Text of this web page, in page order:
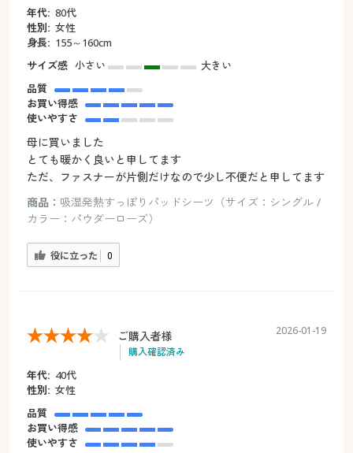
年代: 80代
性別: 女性
身長: 155～160cm
サイズ感 小さい
大きい
品質
お買い得感
使いやすさ
母に買いました
とても暖かく良いと申してます
ただ、ファスナーが片側だけなので少し不便だと申してます
商品： 吸湿発熱すっぽりパッドシーツ（サイズ：シングル /
カラー：パウダーローズ）
役に立った 0
ご購入者様
購入確認済み
2026-01-19
年代: 40代
性別: 女性
品質
お買い得感
使いやすさ